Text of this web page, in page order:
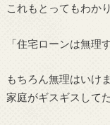
これもとってもわか
「住宅ローンは無理
もちろん無理はいけ
家庭がギスギスして